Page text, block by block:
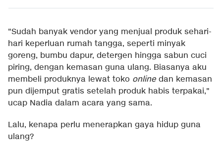
"Sudah banyak vendor yang menjual produk sehari-
hari keperluan rumah tangga, seperti minyak
goreng, bumbu dapur, detergen hingga sabun cuci
piring, dengan kemasan guna ulang. Biasanya aku
membeli produknya lewat toko online dan kemasan
pun dijemput gratis setelah produk habis terpakai,"
ucap Nadia dalam acara yang sama.
Lalu, kenapa perlu menerapkan gaya hidup guna
ulang?